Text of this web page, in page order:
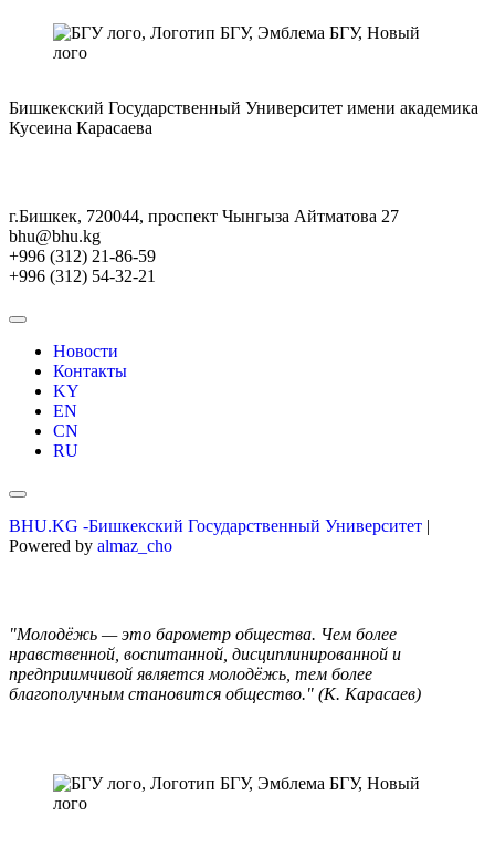
Бишкекский Государственный Университет имени академика
Кусеина Карасаева
г.Бишкек, 720044, проспект Чынгыза Айтматова 27
bhu@bhu.kg
+996 (312) 21-86-59
+996 (312) 54-32-21
Новости
Контакты
KY
EN
CN
RU
BHU.KG -Бишкекский Государственный Университет |
Powered by almaz_cho
"Молодёжь — это барометр общества. Чем более
нравственной, воспитанной, дисциплинированной и
предприимчивой является молодёжь, тем более
благополучным становится общество." (К. Карасаев)